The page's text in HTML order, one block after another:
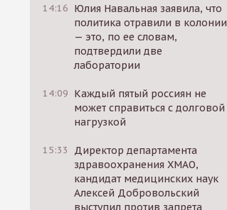
14:16 Юлия Навальная заявила, что
политика отравили в колонии
— это, по ее словам,
подтвердили две
лаборатории
14:09 Каждый пятый россиян не
может справиться с долговой
нагрузкой
15:33
Директор департамента
здравоохранения ХМАО,
кандидат медицинских наук
Алексей Добровольский
выступил против запрета